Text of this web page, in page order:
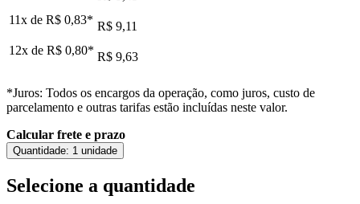
11x de R$ 0,83* R$ 9,11
12x de R$ 0,80* R$ 9,63
*Juros: Todos os encargos da operação, como juros, custo de
parcelamento e outras tarifas estão incluídas neste valor.
Calcular frete e prazo
Quantidade: 1 unidade
Selecione a quantidade